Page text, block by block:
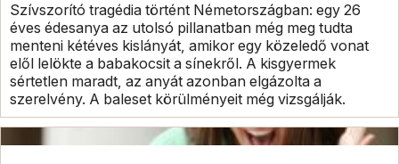
Szívszorító tragédia történt Németországban: egy 26
éves édesanya az utolsó pillanatban még meg tudta
menteni kétéves kislányát, amikor egy közeledő vonat
elől lelökte a babakocsit a sínekről. A kisgyermek
sértetlen maradt, az anyát azonban elgázolta a
szerelvény. A baleset körülményeit még vizsgálják.